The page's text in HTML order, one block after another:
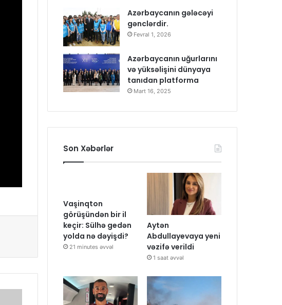
Azərbaycanın gələcəyi
gənclərdir.
Fevral 1, 2026
Azərbaycanın uğurlarını
və yüksəlişini dünyaya
tanıdan platforma
Mart 16, 2025
Son Xəbərlər
Vaşinqton
görüşündən bir il
keçir: Sülhə gedən
yolda nə dəyişdi?
21 minutes əvvəl
Aytən
Abdullayevaya yeni
vəzifə verildi
1 saat əvvəl